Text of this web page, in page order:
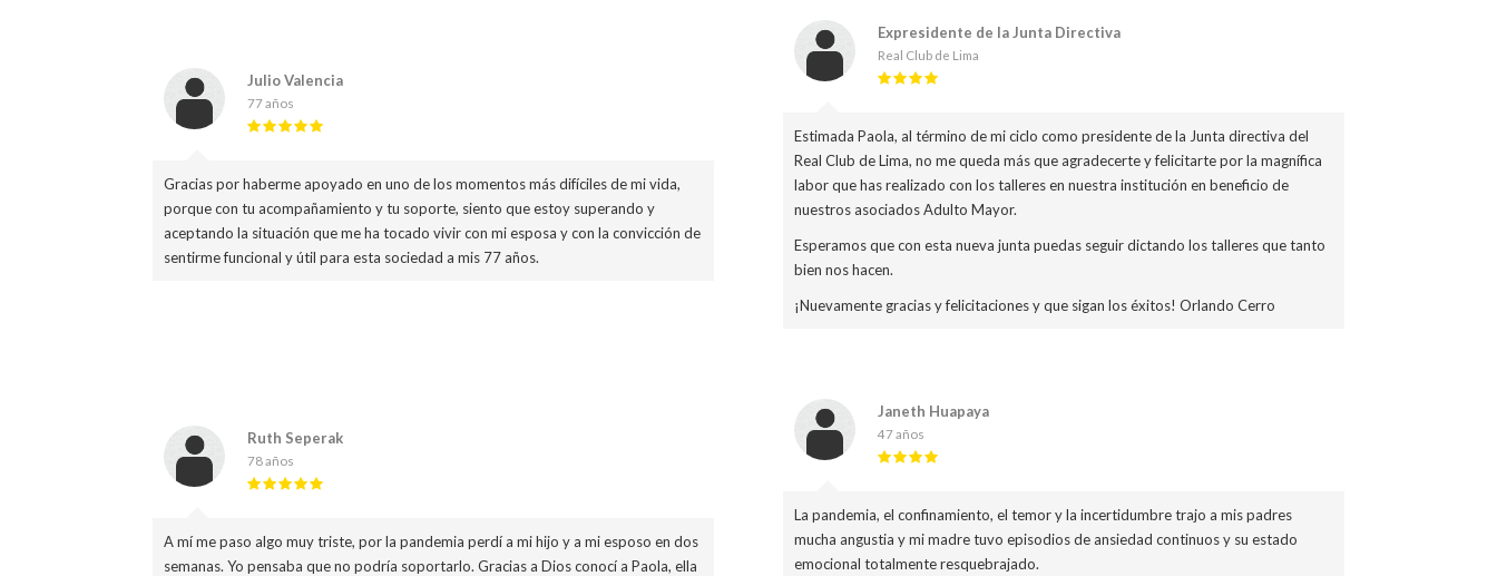
Julio Valencia
77 años
Gracias por haberme apoyado en uno de los momentos más difíciles de mi vida,
porque con tu acompañamiento y tu soporte, siento que estoy superando y
aceptando la situación que me ha tocado vivir con mi esposa y con la convicción de
sentirme funcional y útil para esta sociedad a mis 77 años.
Expresidente de la Junta Directiva
Real Club de Lima
Estimada Paola, al término de mi ciclo como presidente de la Junta directiva del
Real Club de Lima, no me queda más que agradecerte y felicitarte por la magnífica
labor que has realizado con los talleres en nuestra institución en beneficio de
nuestros asociados Adulto Mayor.
Esperamos que con esta nueva junta puedas seguir dictando los talleres que tanto
bien nos hacen.
¡Nuevamente gracias y felicitaciones y que sigan los éxitos! Orlando Cerro
Ruth Seperak
78 años
A mí me paso algo muy triste, por la pandemia perdí a mi hijo y a mi esposo en dos
semanas. Yo pensaba que no podría soportarlo. Gracias a Dios conocí a Paola, ella
Janeth Huapaya
47 años
La pandemia, el confinamiento, el temor y la incertidumbre trajo a mis padres
mucha angustia y mi madre tuvo episodios de ansiedad continuos y su estado
emocional totalmente resquebrajado.